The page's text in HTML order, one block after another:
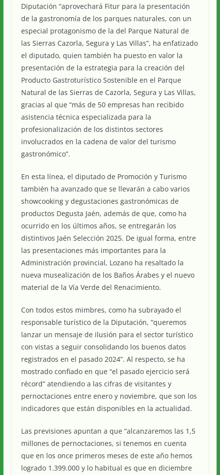
Diputación “aprovechará Fitur para la presentación
de la gastronomía de los parques naturales, con un
especial protagonismo de la del Parque Natural de
las Sierras Cazorla, Segura y Las Villas”, ha enfatizado
el diputado, quien también ha puesto en valor la
presentación de la estrategia para la creación del
Producto Gastroturístico Sostenible en el Parque
Natural de las Sierras de Cazorla, Segura y Las Villas,
gracias al que “más de 50 empresas han recibido
asistencia técnica especializada para la
profesionalización de los distintos sectores
involucrados en la cadena de valor del turismo
gastronómico”.
En esta línea, el diputado de Promoción y Turismo
también ha avanzado que se llevarán a cabo varios
showcooking y degustaciones gastronómicas de
productos Degusta Jaén, además de que, como ha
ocurrido en los últimos años, se entregarán los
distintivos Jaén Selección 2025. De igual forma, entre
las presentaciones más importantes para la
Administración provincial, Lozano ha resaltado la
nueva musealización de los Baños Árabes y el nuevo
material de la Vía Verde del Renacimiento.
Con todos estos mimbres, como ha subrayado el
responsable turístico de la Diputación, “queremos
lanzar un mensaje de ilusión para el sector turístico
con vistas a seguir consolidando los buenos datos
registrados en el pasado 2024”. Al respecto, se ha
mostrado confiado en que “el pasado ejercicio será
récord” atendiendo a las cifras de visitantes y
pernoctaciones entre enero y noviembre, que son los
indicadores que están disponibles en la actualidad.
Las previsiones apuntan a que “alcanzaremos las 1,5
millones de pernoctaciones, si tenemos en cuenta
que en los once primeros meses de este año hemos
logrado 1.399.000 y lo habitual es que en diciembre